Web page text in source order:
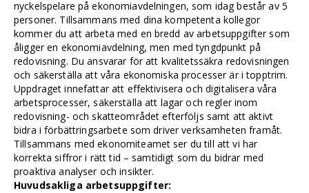
nyckelspelare på ekonomiavdelningen, som idag består av 5
personer. Tillsammans med dina kompetenta kollegor
kommer du att arbeta med en bredd av arbetsuppgifter som
åligger en ekonomiavdelning, men med tyngdpunkt på
redovisning. Du ansvarar för att kvalitetssäkra redovisningen
och säkerställa att våra ekonomiska processer är i topptrim.
Uppdraget innefattar att effektivisera och digitalisera våra
arbetsprocesser, säkerställa att lagar och regler inom
redovisning- och skatteområdet efterföljs samt att aktivt
bidra i förbättringsarbete som driver verksamheten framåt.
Tillsammans med ekonomiteamet ser du till att vi har
korrekta siffror i rätt tid – samtidigt som du bidrar med
proaktiva analyser och insikter.
Huvudsakliga arbetsuppgifter: